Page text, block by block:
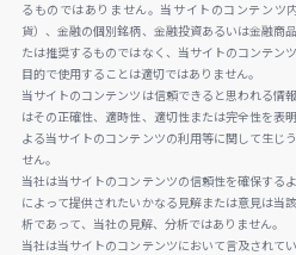
るものではありません。当サイトのコンテンツ
貨）、金融の個別銘柄、金融投資あるいは金融商
たは推奨するものではなく、当サイトのコンテン
目的で使用することは適切ではありません。
当サイトのコンテンツは信頼できると思われる情
はその正確性、適時性、適切性または完全性を表
よる当サイトのコンテンツの利用等に関して生じ
せん。
当社は当サイトのコンテンツの信頼性を確保する
によって提供されたいかなる見解または意見は当
析であって、当社の見解、分析ではありません。
当社は当サイトのコンテンツにおいて言及されて